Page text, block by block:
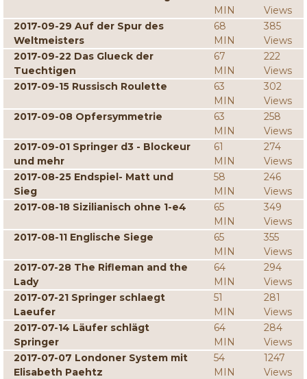
MIN
Views
2017-09-29 Auf der Spur des
Weltmeisters
68
MIN
385
Views
2017-09-22 Das Glueck der
Tuechtigen
67
MIN
222
Views
2017-09-15 Russisch Roulette
63
MIN
302
Views
2017-09-08 Opfersymmetrie
63
MIN
258
Views
2017-09-01 Springer d3 - Blockeur
und mehr
61
MIN
274
Views
2017-08-25 Endspiel- Matt und
Sieg
58
MIN
246
Views
2017-08-18 Sizilianisch ohne 1-e4
65
MIN
349
Views
2017-08-11 Englische Siege
65
MIN
355
Views
2017-07-28 The Rifleman and the
Lady
64
MIN
294
Views
2017-07-21 Springer schlaegt
Laeufer
51
MIN
281
Views
2017-07-14 Läufer schlägt
Springer
64
MIN
284
Views
2017-07-07 Londoner System mit
Elisabeth Paehtz
54
MIN
1247
Views